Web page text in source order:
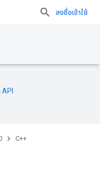
ลงชื่อเข้าใช้
C++